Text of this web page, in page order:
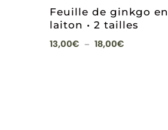
Feuille de ginkgo en
laiton • 2 tailles
13,00€ – 18,00€